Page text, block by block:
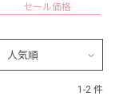
セール価格
人気順
1-2 件